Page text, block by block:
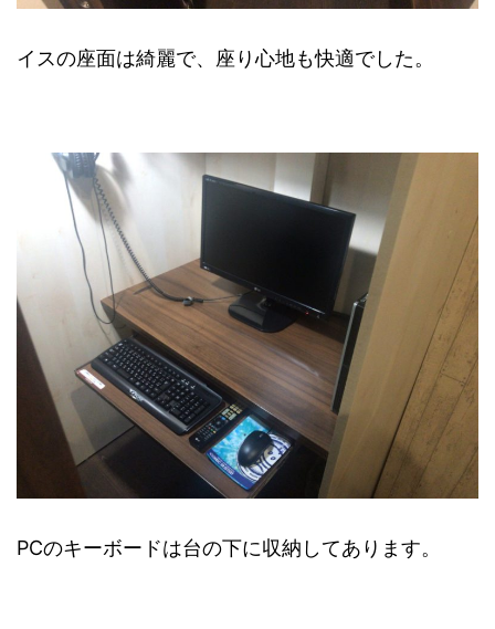
イスの座面は綺麗で、座り心地も快適でした。
PCのキーボードは台の下に収納してあります。